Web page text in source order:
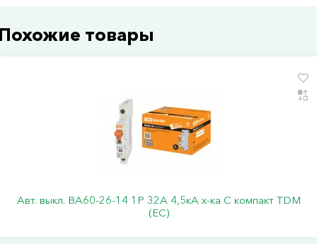
товары
Авт. выкл. ВА60-26-14 1P 32А 4,5кА х-ка С компакт TDM
(ЕС)